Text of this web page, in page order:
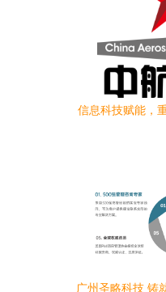
信息科技赋能，
广州圣略科技 铸